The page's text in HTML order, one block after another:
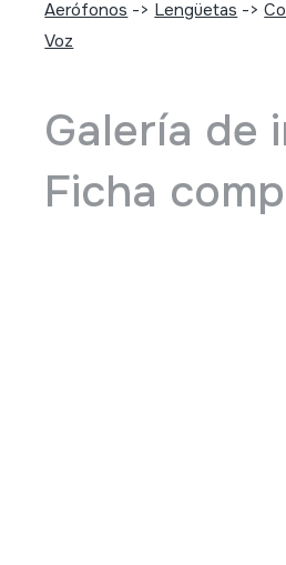
Aerófonos -> Lengüetas ->
Voz
Galería de
Ficha